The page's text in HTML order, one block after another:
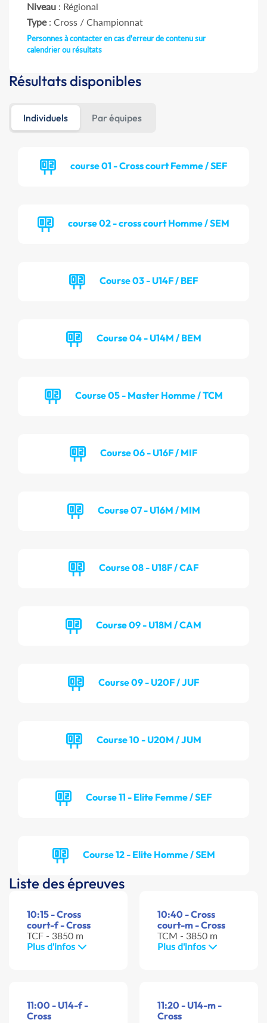
Niveau : Régional
Type: Cross / Championnat
Personnes à contacter en cas d'erreur de contenu sur
calendrier ou résultats
Résultats disponibles
Individuels Par équipes
course 01 - Cross court Femme / SEF
course 02 - cross court Homme / SEM
Course 03 - U14F / BEF
Course 04 - U14M / BEM
Course 05 - Master Homme / TCM
Course 06 - U16F / MIF
Course 07 - U16M / MIM
Course 08 - U18F / CAF
Course 09 - U18M / CAM
Course 09 - U20F / JUF
Course 10 - U20M / JUM
Course 11 - Elite Femme / SEF
Course 12 - Elite Homme / SEM
Liste des épreuves
10:15 - Cross
court-f - Cross
TCF - 3850 m
Plus d'infos
10:40 - Cross
court-m - Cross
TCM - 3850 m
Plus d'infos
11:00 - U14-f -
Cross
11:20 - U14-m -
Cross